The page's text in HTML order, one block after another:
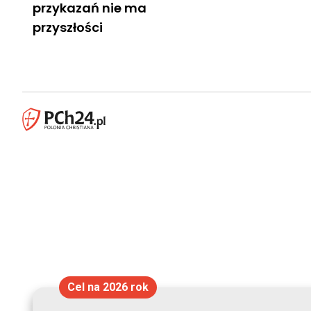
przykazań nie ma
przyszłości
Cel na 2026 rok